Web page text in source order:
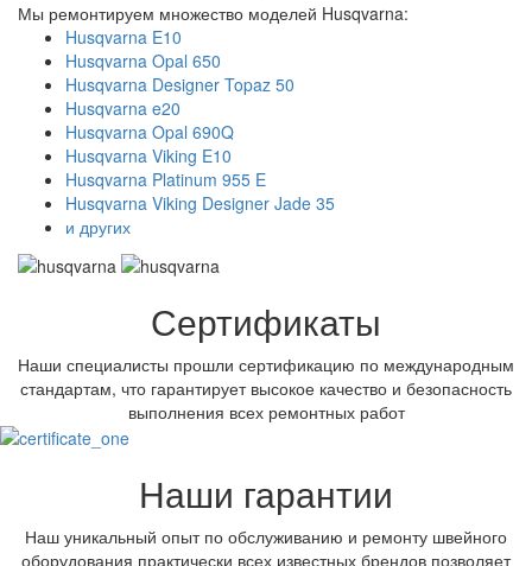
Мы ремонтируем множество моделей Husqvarna:
Husqvarna E10
Husqvarna Opal 650
Husqvarna Designer Topaz 50
Husqvarna e20
Husqvarna Opal 690Q
Husqvarna Viking E10
Husqvarna Platinum 955 E
Husqvarna Viking Designer Jade 35
и других
Сертификаты
Наши специалисты прошли сертификацию по международным
стандартам, что гарантирует высокое качество и безопасность
выполнения всех ремонтных работ
Наши гарантии
Наш уникальный опыт по обслуживанию и ремонту швейного
оборудования практически всех известных брендов позволяет